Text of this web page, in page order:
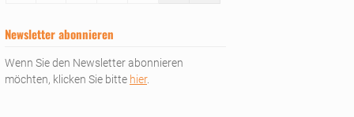
Newsletter abonnieren
Wenn Sie den Newsletter abonnieren
möchten, klicken Sie bitte hier.